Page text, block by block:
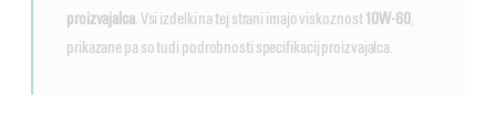
proizvajalca. Vsi izdelki na tej strani imajo viskoznost10W-60,
prikazane pa so tudi podrobnosti specifikacij proizvajalca.